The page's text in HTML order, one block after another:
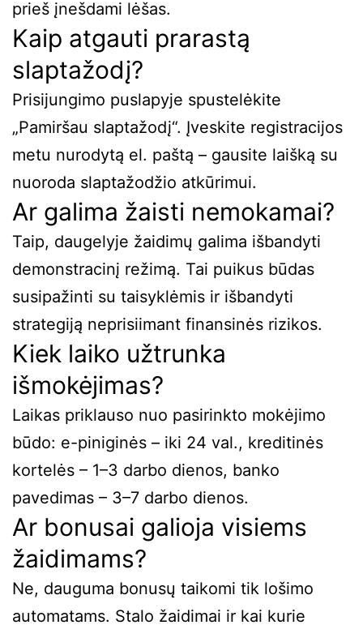
prieš įnešdami lėšas.
Kaip atgauti prarastą
slaptažodį?
Prisijungimo puslapyje spustelėkite
„Pamiršau slaptažodį“. Įveskite registracijos
metu nurodytą el. paštą – gausite laišką su
nuoroda slaptažodžio atkūrimui.
Ar galima žaisti nemokamai?
Taip, daugelyje žaidimų galima išbandyti
demonstracinį režimą. Tai puikus būdas
susipažinti su taisyklėmis ir išbandyti
strategiją neprisiimant finansinės rizikos.
Kiek laiko užtrunka
išmokėjimas?
Laikas priklauso nuo pasirinkto mokėjimo
būdo: e-piniginės – iki 24 val., kreditinės
kortelės – 1–3 darbo dienos, banko
pavedimas – 3–7 darbo dienos.
Ar bonusai galioja visiems
žaidimams?
Ne, dauguma bonusų taikomi tik lošimo
automatams. Stalo žaidimai ir kai kurie